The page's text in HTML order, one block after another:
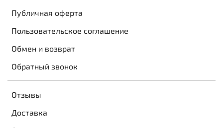
Публичная оферта
Пользовательское соглашение
Обмен и возврат
Обратный звонок
Отзывы
Доставка